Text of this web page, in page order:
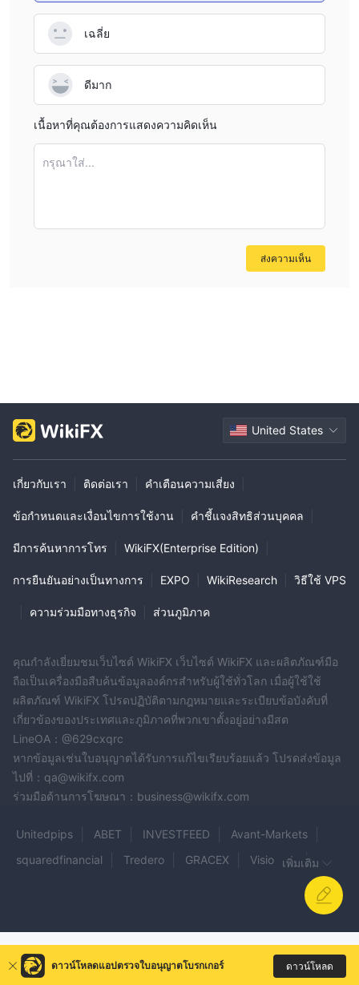
เฉลี่ย
ดีมาก
เนื้อหาที่คุณต้องการแสดงความคิดเห็น
กรุณาใส่...
ส่งความเห็น
United States
เกี่ยวกับเรา ติดต่อเรา คำเตือนความเสี่ยง
ข้อกำหนดและเงื่อนไขการใช้งาน คำชี้แจงสิทธิส่วนบุคคล
มีการค้นหาการโทร WikiFX(Enterprise Edition)
การยืนยันอย่างเป็นทางการ EXPO WikiResearch วิธีใช้ VPS
ความร่วมมือทางธุรกิจ ส่วนภูมิภาค
คุณกำลังเยี่ยมชมเว็บไซต์ WikiFX เว็บไซต์ WikiFX และผลิตภัณฑ์มือ
ถือเป็นเครื่องมือสืบค้นข้อมูลองค์กรสำหรับผู้ใช้ทั่วโลก เมื่อผู้ใช้ใช้
ผลิตภัณฑ์ WikiFX โปรดปฏิบัติตามกฎหมายและระเบียบข้อบังคับที่
เกี่ยวข้องของประเทศและภูมิภาคที่พวกเขาตั้งอยู่อย่างมีสต
LineOA：@629cxqrc
หากข้อมูลเช่นใบอนุญาตได้รับการแก้ไขเรียบร้อยแล้ว โปรดส่งข้อมูล
ไปที่：qa@wikifx.com
ร่วมมือด้านการโฆษณา：business@wikifx.com
Unitedpips ABET INVESTFEED
Avant-Markets
squaredfinancial
Tredero GRACEX
Vision FX
Swisstrade FX
Firstrade
EFX
COINFASTTRADES
Royal FX Trading
BIT XCHANGE TRADER
เพิ่มเติม
ดาวน์โหลดแอปตรวจใบอนุญาตโบรกเกอร์ ดาวน์โหลด